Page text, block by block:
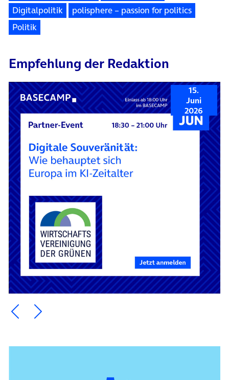
Digitalpolitik
polisphere – passion for politics
Politik
Empfehlung der Redaktion
15.
Juni
2026
Ein Element zurück blättern
Ein Element weiter blättern